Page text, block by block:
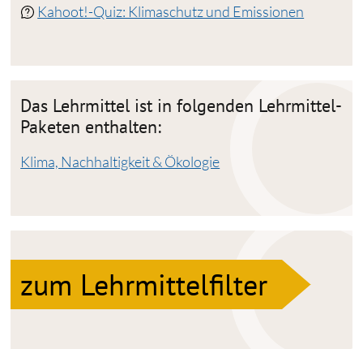
Kahoot!-Quiz: Klimaschutz und Emissionen
Das Lehrmittel ist in folgenden Lehrmittel-
Paketen enthalten:
Klima, Nachhaltigkeit & Ökologie
zum Lehrmittelfilter